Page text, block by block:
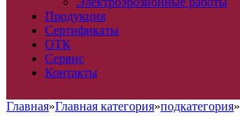
Продукция
Сертификаты
ОТК
Сервис
Контакты
Главная»Главная категория»подкатегория»